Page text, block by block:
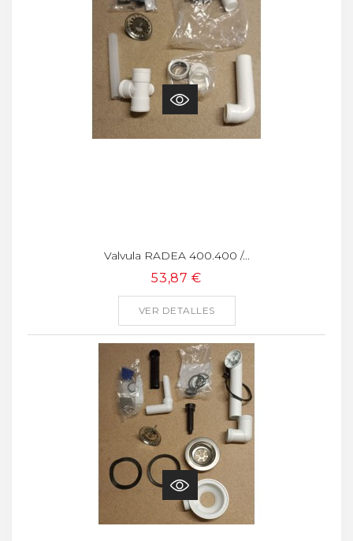
Valvula RADEA 400.400 /...
53,87 €
VER DETALLES